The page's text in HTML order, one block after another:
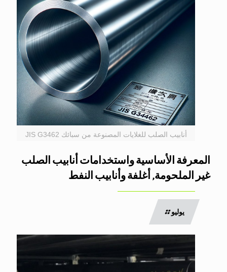
أنابيب الصلب للغلايات المصنوعة من سبائك JIS G3462
المعرفة الأساسية واستخدامات أنابيب الصلب
غير الملحومة, أغلفة وأنابيب النفط
يوليو